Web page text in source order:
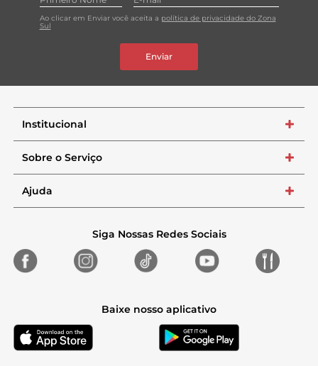
Ao clicar em Enviar você aceita a política de privacidade do Zona
Sul
Enviar
Institucional +
Sobre o Serviço +
Ajuda +
Siga Nossas Redes Sociais
Baixe nosso aplicativo